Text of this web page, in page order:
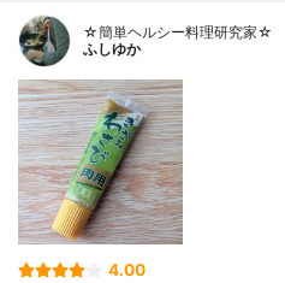
☆簡単ヘルシー料理研究家☆
ふしゆか
4.00